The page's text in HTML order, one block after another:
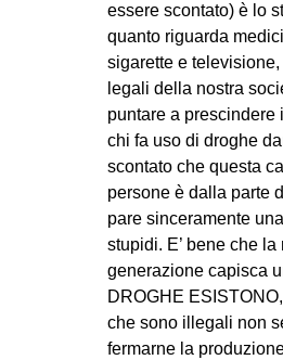
essere scontato) è lo
quanto riguarda
sigarette e
legali della nostra
puntare a prescindere
chi fa uso di droghe
scontato che questa
persone è dalla parte
pare sinceramente
stupidi. E’ bene che la
generazione capisca
DROGHE
che sono illegali non
fermarne la